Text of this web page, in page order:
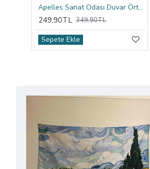
Apelles Sanat Odası Duvar Örtüsü
249,90TL 349,90TL
Sepete Ekle